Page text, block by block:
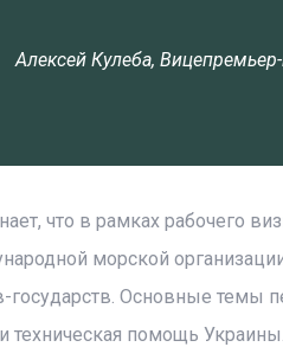
Алексей Кулеба,
что в рамках рабочего
морской
Основные темы
техническая помощь Украины.